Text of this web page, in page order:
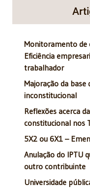
Monitoramento de
Eficiência
trabalhador
Majoração da base
inconstitucional
Reflexões acerca
constitucional nos
5X2 ou 6X1 –
Anulação do IPTU
outro contribuinte
Universidade